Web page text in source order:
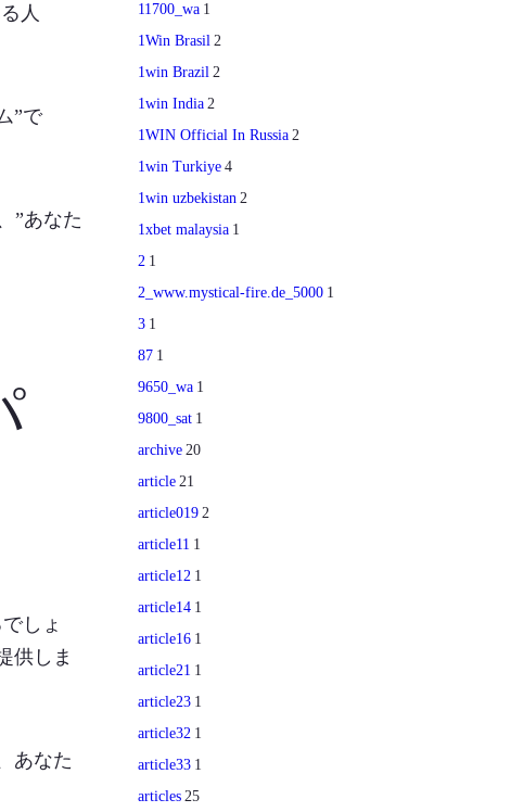
人
”で
”あなた
しょ
供しま
あなた
11700_wa 1
1Win Brasil 2
1win Brazil 2
1win India 2
1WIN Official In Russia 2
1win Turkiye 4
1win uzbekistan 2
1xbet malaysia 1
2 1
2_www.mystical-fire.de_5000 1
3 1
87 1
9650_wa 1
9800_sat 1
archive 20
article 21
article019 2
article11 1
article12 1
article14 1
article16 1
article21 1
article23 1
article32 1
article33 1
articles 25